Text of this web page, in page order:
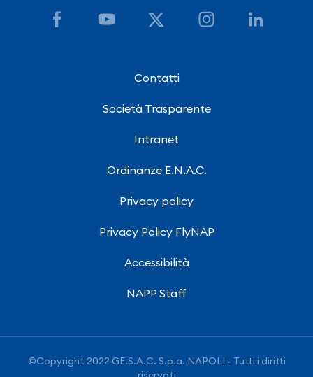
Contatti
Società Trasparente
Intranet
Ordinanze E.N.A.C.
Privacy policy
Privacy Policy FlyNAP
Accessibilità
NAPP Staff
©Copyright 2022 GE.S.A.C. S.p.a. NAPOLI - Tutti i diritti